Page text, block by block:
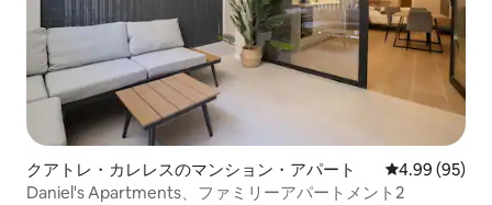
3駅）への市内最高の公共交通機関の拠点
です。地下鉄は5:27から23:30まで運行し
ています。これは最速かつ最も頻繁な交
通サービスで、1日6時間9分ごとに運行し
ています。 すべての主要なバス路線は、
Àngel GuimeràまたはGran Vía de
Fernando El Católicoからも利用できま
す。たとえば、ビーチに行くには、グラ
ンビア・デ・フェルナンド・エル・カト
クアトレ・カレレスのマンション・アパート レビュー95
4.99 (95)
Daniel's Apartments、ファミリーアパートメント2